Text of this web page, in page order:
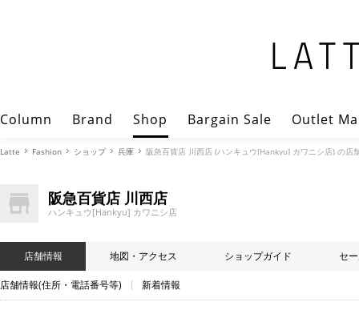
Column Brand Shop Bargain Sale Outlet
Latte Fashion ショップ 兵庫 阪急百貨店 川西店 (ハンキュウ[Hankyu] カワニシ店) の店
阪急百貨店 川西店
ハンキュウ[Hankyu] カワニシ店
店舗情報 地図・アクセス ショップガイド セ
店舗情報(住所・電話番号等) 新着情報